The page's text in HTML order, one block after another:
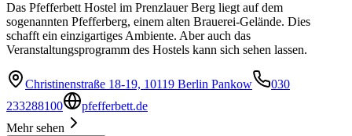
Das Pfefferbett Hostel im Prenzlauer Berg liegt auf dem
sogenannten Pfefferberg, einem alten Brauerei-Gelände. Dies
schafft ein einzigartiges Ambiente. Aber auch das
Veranstaltungsprogramm des Hostels kann sich sehen lassen.
Christinenstraße 18-19, 10119 Berlin Pankow
030
233288100
pfefferbett.de
Mehr sehen